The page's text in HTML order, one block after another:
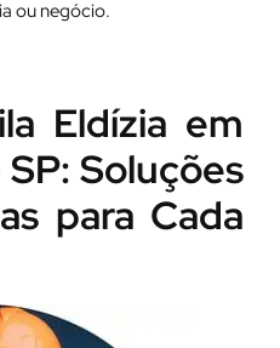
ou negócio.
Eldízia em
Soluções
para Cada